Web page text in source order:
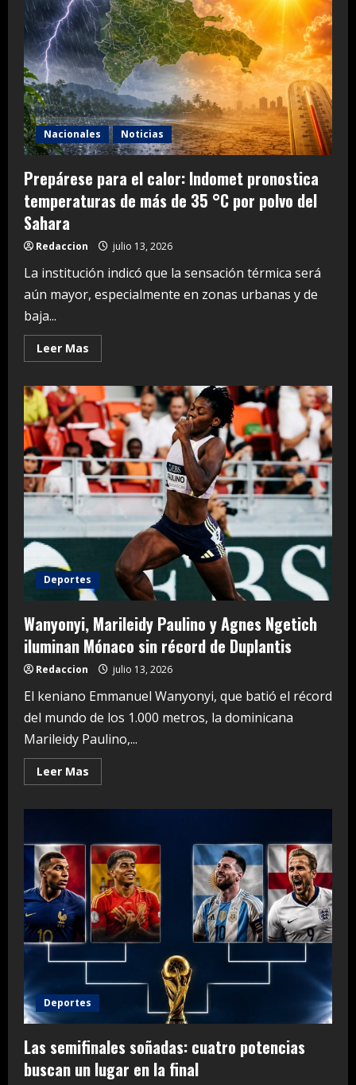
limpiezas
de
emergencia
ante
avance
del
sargazo
Nacionales Noticias
Prepárese para el calor: Indomet pronostica
temperaturas de más de 35 °C por polvo del
Sahara
Redaccion julio 13, 2026
La institución indicó que la sensación térmica será
aún mayor, especialmente en zonas urbanas y de
baja...
Leer Mas
more
para
el
calor:
Indomet
pronostica
temperaturas
de
más
de
35
°C
por
polvo
del
Sahara
Deportes
Wanyonyi, Marileidy Paulino y Agnes Ngetich
iluminan Mónaco sin récord de Duplantis
Redaccion julio 13, 2026
El keniano Emmanuel Wanyonyi, que batió el récord
del mundo de los 1.000 metros, la dominicana
Marileidy Paulino,...
Leer Mas
more
Agnes
Ngetich
iluminan
Mónaco
sin
récord
de
Duplantis
Deportes
Las semifinales soñadas: cuatro potencias
buscan un lugar en la final